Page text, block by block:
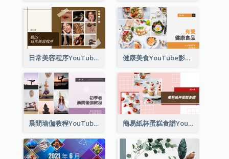
日常美容程序YouTube影片縮圖 健康美食YouTube影片縮圖
晨間瑜伽教程YouTube影片縮圖 簡易紙杯蛋糕食譜YouTube影片縮圖